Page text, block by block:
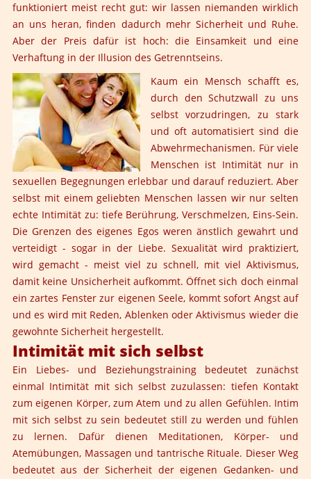
funktioniert meist recht gut: wir lassen niemanden wirklich
an uns heran, finden dadurch mehr Sicherheit und Ruhe.
Aber der Preis dafür ist hoch: die Einsamkeit und eine
Verhaftung in der Illusion des Getrenntseins.
Kaum ein Mensch schafft es,
durch den Schutzwall zu uns
selbst vorzudringen, zu stark
und oft automatisiert sind die
Abwehrmechanismen. Für viele
Menschen ist Intimität nur in
sexuellen Begegnungen erlebbar und darauf reduziert. Aber
selbst mit einem geliebten Menschen lassen wir nur selten
echte Intimität zu: tiefe Berührung, Verschmelzen, Eins-Sein.
Die Grenzen des eigenes Egos weren änstlich gewahrt und
verteidigt - sogar in der Liebe. Sexualität wird praktiziert,
wird gemacht - meist viel zu schnell, mit viel Aktivismus,
damit keine Unsicherheit aufkommt. Öffnet sich doch einmal
ein zartes Fenster zur eigenen Seele, kommt sofort Angst auf
und es wird mit Reden, Ablenken oder Aktivismus wieder die
gewohnte Sicherheit hergestellt.
Intimität mit sich selbst
Ein Liebes- und Beziehungstrainingbedeutet zunächst
einmal Intimität mit sich selbst zuzulassen: tiefen Kontakt
zum eigenen Körper, zum Atem und zu allen Gefühlen. Intim
mit sich selbst zu sein bedeutet still zu werden und fühlen
zu lernen. Dafür dienen Meditationen, Körper- und
Atemübungen, Massagen und tantrische Rituale. Dieser Weg
bedeutet aus der Sicherheit der eigenen Gedanken- und